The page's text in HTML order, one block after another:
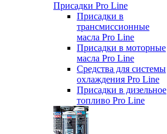
Присадки Pro Line
Присадки в
трансмиссионные
масла Pro Line
Присадки в моторные
масла Pro Line
Средства для системы
охлаждения Pro Line
Присадки в дизельное
топливо Pro Line